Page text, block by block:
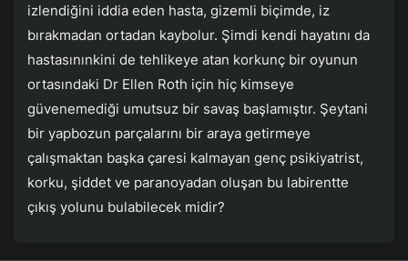
izlendiğini iddia eden hasta, gizemli biçimde, iz
bırakmadan ortadan kaybolur. Şimdi kendi hayatını da
hastasınınkini de tehlikeye atan korkunç bir oyunun
ortasındaki Dr Ellen Roth için hiç kimseye
güvenemediği umutsuz bir savaş başlamıştır. Şeytani
bir yapbozun parçalarını bir araya getirmeye
çalışmaktan başka çaresi kalmayan genç psikiyatrist,
korku, şiddet ve paranoyadan oluşan bu labirentte
çıkış yolunu bulabilecek midir?